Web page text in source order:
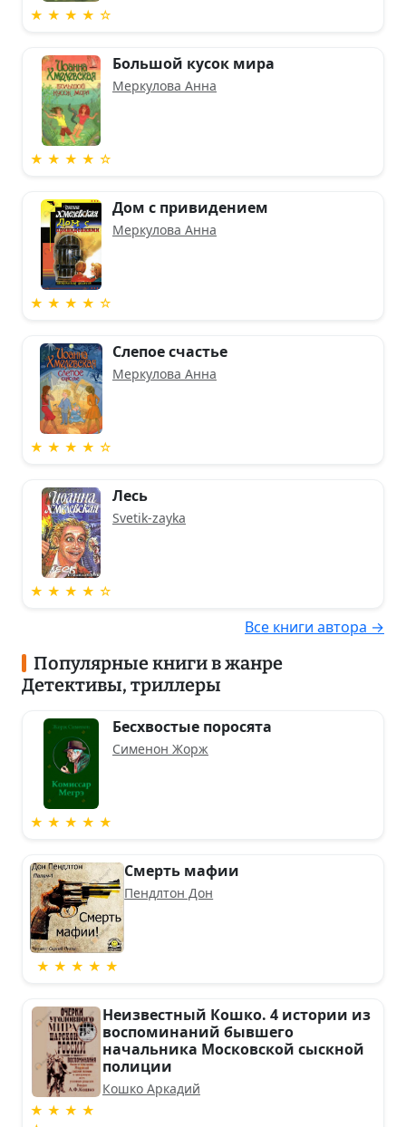
★ ★ ★ ★ ☆
★ ★ ★ ★ ☆
Большой кусок мира
Меркулова Анна
★ ★ ★ ★ ☆
Дом с привидением
Меркулова Анна
★ ★ ★ ★ ☆
Слепое счастье
Меркулова Анна
★ ★ ★ ★ ☆
Лесь
Svetik-zayka
Все книги автора →
Популярные книги в жанре
Детективы, триллеры
★ ★ ★ ★ ★
Бесхвостые поросята
Сименон Жорж
★ ★ ★ ★ ★
Смерть мафии
Пендлтон Дон
★ ★ ★ ★
Неизвестный Кошко. 4 истории из
воспоминаний бывшего
начальника Московской сыскной
полиции
Кошко Аркадий